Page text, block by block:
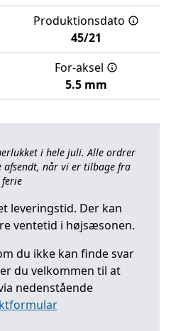
Produktionsdato
45/21
For-aksel
5.5 mm
i hele juli. Alle ordrer
afsendt, når vi er tilbage fra
ferie
leveringstid. Der kan
ventetid i højsæsonen.
du ikke kan finde svar
du velkommen til at
nedenstående